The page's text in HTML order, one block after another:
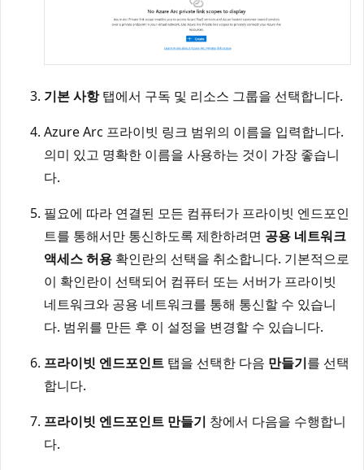
기본 사항탭에서 구독 및 리소스 그룹을 선택합니다.
Azure Arc 프라이빗 링크 범위의 이름을 입력합니다.
의미 있고 명확한 이름을 사용하는 것이 가장 좋습니
다.
필요에 따라 연결된 모든 컴퓨터가 프라이빗 엔드포인
트를 통해서만 통신하도록 제한하려면 공용 네트워크
액세스 허용 확인란의 선택을 취소합니다. 기본적으로
이 확인란이 선택되어 컴퓨터 또는 서버가 프라이빗
네트워크와 공용 네트워크를 통해 통신할 수 있습니
다. 범위를 만든 후 이 설정을 변경할 수 있습니다.
프라이빗 엔드포인트 탭을 선택한 다음 만들기를 선택
합니다.
프라이빗 엔드포인트 만들기 창에서 다음을 수행합니
다.